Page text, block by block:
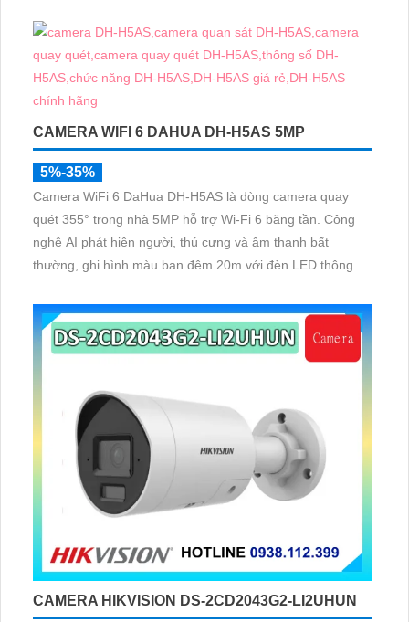
DMSS
CAMERA WIFI 6 DAHUA DH-H5AS 5MP
5%-35%
Camera WiFi 6 DaHua DH-H5AS là dòng camera quay
quét 355° trong nhà 5MP hỗ trợ Wi-Fi 6 băng tần. Công
nghệ AI phát hiện người, thú cưng và âm thanh bất
thường, ghi hình màu ban đêm 20m với đèn LED thông
ứng dụng DMSS,
CAMERA HIKVISION DS-2CD2043G2-LI2UHUN